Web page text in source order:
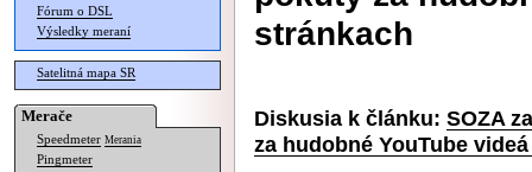
Fórum o DSL
Výsledky meraní
Satelitná mapa SR
Merače
Speedmeter Merania
Pingmeter
stránkach
Diskusia k článku: SOZA
za hudobné YouTube